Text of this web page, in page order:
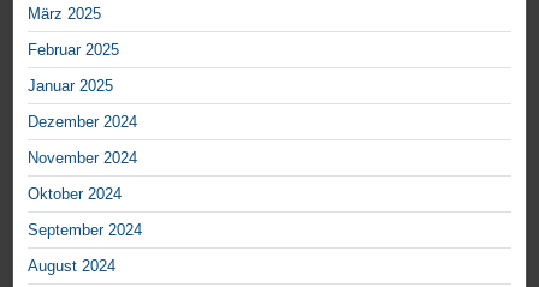
März 2025
Februar 2025
Januar 2025
Dezember 2024
November 2024
Oktober 2024
September 2024
August 2024